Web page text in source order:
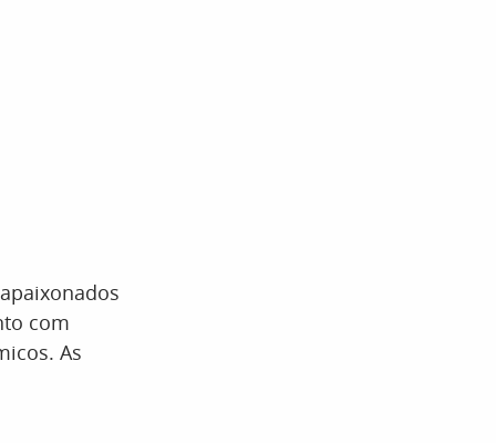
com
As